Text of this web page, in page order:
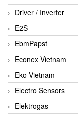
Driver / Inverter
E2S
EbmPapst
Econex Vietnam
Eko Vietnam
Electro Sensors
Elektrogas